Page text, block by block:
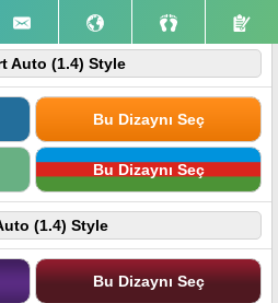
Auto (1.4) Style
Bu Dizaynı Seç
Bu Dizaynı Seç
(1.4) Style
Bu Dizaynı Seç